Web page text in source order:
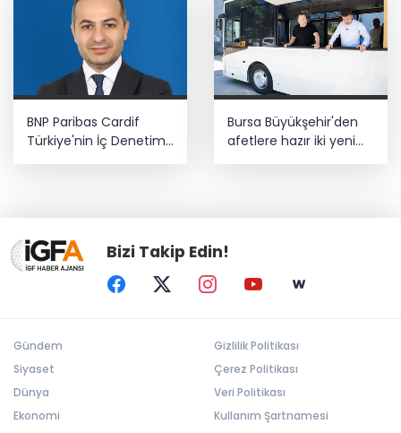
BNP Paribas Cardif
Türkiye'nin İç Denetim
Direktörü Mustafa
Bursa Büyükşehir'den
afetlere hazır iki yeni
mobil araç
Bizi Takip Edin!
Gündem
Siyaset
Dünya
Ekonomi
Gizlilik Politikası
Çerez Politikası
Veri Politikası
Kullanım Şartnamesi